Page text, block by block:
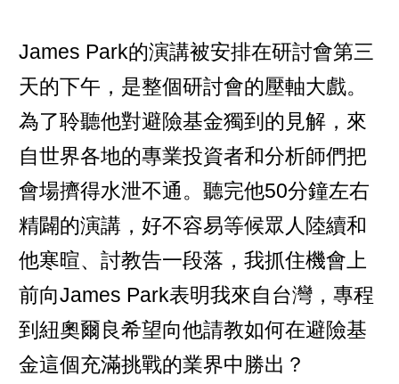
James Park的演講被安排在研討會第三
天的下午，是整個研討會的壓軸大戲。
為了聆聽他對避險基金獨到的見解，來
自世界各地的專業投資者和分析師們把
會場擠得水泄不通。聽完他50分鐘左右
精闢的演講，好不容易等候眾人陸續和
他寒暄、討教告一段落，我抓住機會上
前向James Park表明我來自台灣，專程
到紐奧爾良希望向他請教如何在避險基
金這個充滿挑戰的業界中勝出？